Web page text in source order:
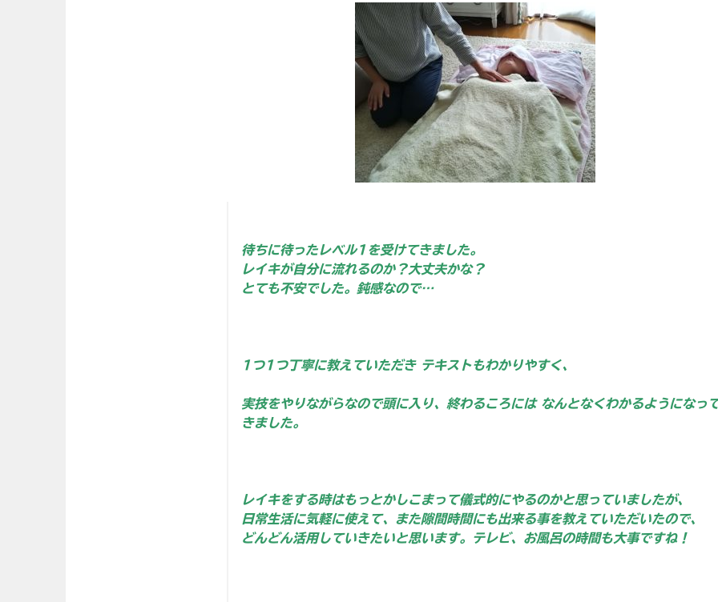
待ちに待ったレベル1を受けてきました。
レイキが自分に流れるのか？大丈夫かな？
とても不安でした。鈍感なので…
1つ1つ丁寧に教えていただき テキストもわかりやすく、
実技をやりながらなので頭に入り、終わるころには なんとなくわかるようになっ
きました。
レイキをする時はもっとかしこまって儀式的にやるのかと思っていましたが、
日常生活に気軽に使えて、また隙間時間にも出来る事を教えていただいたので、
どんどん活用していきたいと思います。テレビ、お風呂の時間も大事ですね！